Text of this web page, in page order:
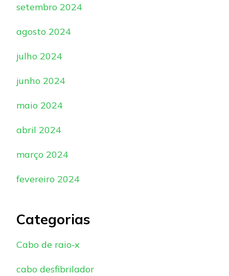
setembro 2024
agosto 2024
julho 2024
junho 2024
maio 2024
abril 2024
março 2024
fevereiro 2024
Categorias
Cabo de raio-x
cabo desfibrilador